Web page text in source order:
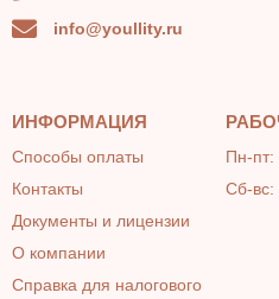
info@youllity.ru
ИНФОРМАЦИЯ
Способы оплаты
Контакты
Документы и лицензии
О компании
Справка для налогового
Пн-пт:
Сб-вс: